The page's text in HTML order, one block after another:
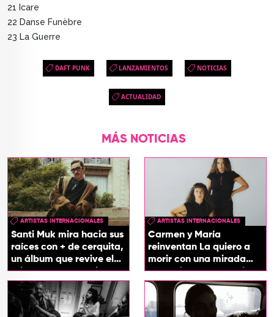
21 Icare
22 Danse Funèbre
23 La Guerre
DAFT PUNK LANZAMIENTOS NOTICIAS
ACTUALIDAD
MÁS NOTICIAS
ARTISTAS INTERNACIONALES
Santi Muk mira hacia sus
raíces con + de cerquita,
un álbum que revive el
origen de sus canciones
ARTISTAS INTERNACIONALES
Carmen y María
reinventan La quiero a
morir con una mirada
entre el flamenco y el
soul